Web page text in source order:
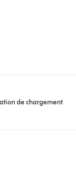
de chargement